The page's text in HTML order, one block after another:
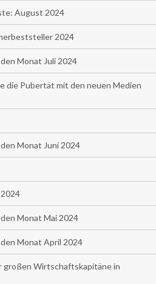
August 2024
2024
Monat Juli 2024
die Pubertät mit den neuen Medien
Monat Juni 2024
Monat Mai 2024
Monat April 2024
großen Wirtschaftskapitäne in